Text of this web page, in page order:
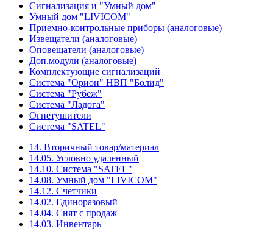
Сигнализация и "Умный дом"
Умный дом "LIVICOM"
Приемно-контрольные приборы (аналоговые)
Извещатели (аналоговые)
Оповещатели (аналоговые)
Доп.модули (аналоговые)
Комплектующие сигнализаций
Система "Орион" НВП "Болид"
Система "Рубеж"
Система "Ладога"
Огнетушители
Система "SATEL"
14. Вторичный товар/материал
14.05. Условно удаленный
14.10. Система "SATEL"
14.08. Умный дом "LIVICOM"
14.12. Счетчики
14.02. Единоразовый
14.04. Снят с продаж
14.03. Инвентарь